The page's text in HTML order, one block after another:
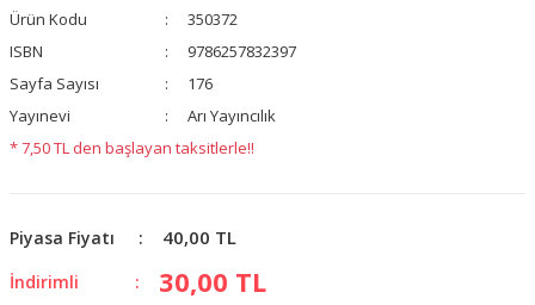
Ürün Kodu
350372
ISBN
9786257832397
Sayfa Sayısı
176
Yayınevi
Arı Yayıncılık
* 7,50 TL den başlayan taksitlerle!!
Piyasa Fiyatı 40,00 TL
İndirimli 30,00 TL